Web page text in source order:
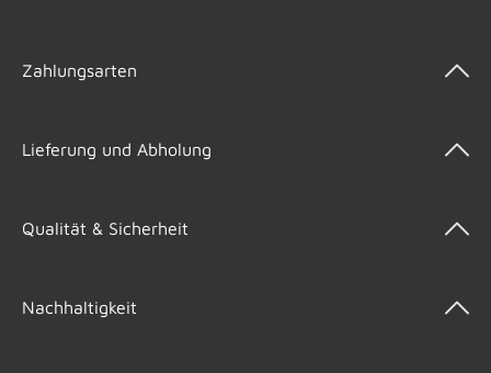
Zahlungsarten
Lieferung und Abholung
Qualität & Sicherheit
Nachhaltigkeit